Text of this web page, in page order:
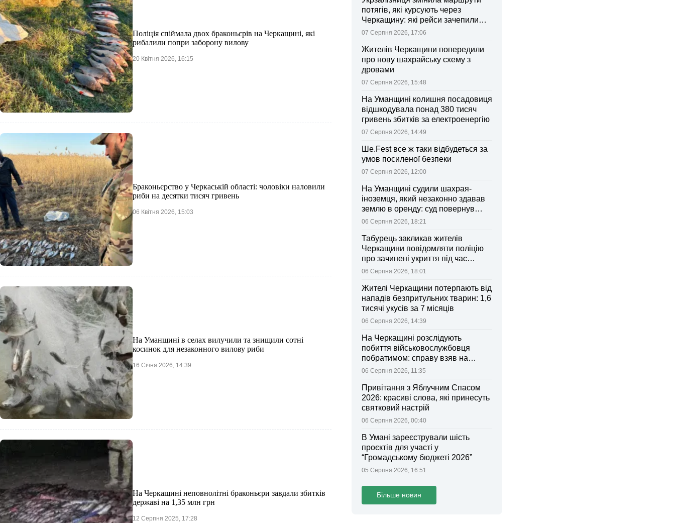
Поліція спіймала двох браконьєрів на Черкащині, які
рибалили попри заборону вилову
20 Квітня 2026, 16:15
Браконьєрство у Черкаській області: чоловіки наловили
риби на десятки тисяч гривень
06 Квітня 2026, 15:03
На Уманщині в селах вилучили та знищили сотні
косинок для незаконного вилову риби
16 Січня 2026, 14:39
На Черкащині неповнолітні браконьєри завдали збитків
державі на 1,35 млн грн
12 Серпня 2025, 17:28
потягів, які курсують через
Черкащину: які рейси зачепили
зміни
07 Серпня 2026, 17:06
Жителів Черкащини попередили
про нову шахрайську схему з
дровами
07 Серпня 2026, 15:48
На Уманщині колишня посадовиця
відшкодувала понад 380 тисяч
гривень збитків за електроенергію
07 Серпня 2026, 14:49
Ше.Fest все ж таки відбудеться за
умов посиленої безпеки
07 Серпня 2026, 12:00
На Уманщині судили шахрая-
іноземця, який незаконно здавав
землю в оренду: суд повернув
ділянки громаді
06 Серпня 2026, 18:21
Табурець закликав жителів
Черкащини повідомляти поліцію
про зачинені укриття під час
тривоги
06 Серпня 2026, 18:01
Жителі Черкащини потерпають від
нападів безпритульних тварин: 1,6
тисячі укусів за 7 місяців
06 Серпня 2026, 14:39
На Черкащині розслідують
побиття військовослужбовця
побратимом: справу взяв на
контроль Лубінець
06 Серпня 2026, 11:35
Привітання з Яблучним Спасом
2026: красиві слова, які принесуть
святковий настрій
06 Серпня 2026, 00:40
В Умані зареєстрували шість
проєктів для участі у
“Громадському бюджеті 2026”
05 Серпня 2026, 16:51
Більше новин